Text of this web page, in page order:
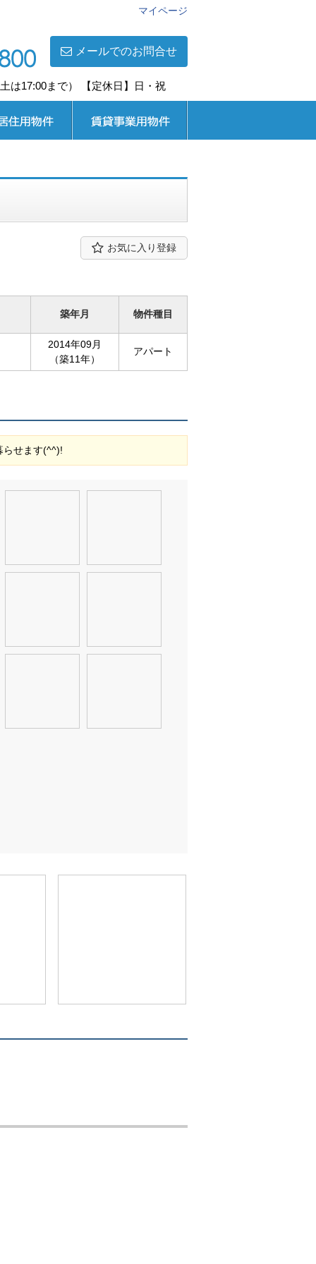
マイページ
メールでのお問合せ
は17:00まで） 【定休日】日・祝
お気に入り登録
築年月 物件種目
2014年09月
（築11年）
アパート
らせます(^^)!